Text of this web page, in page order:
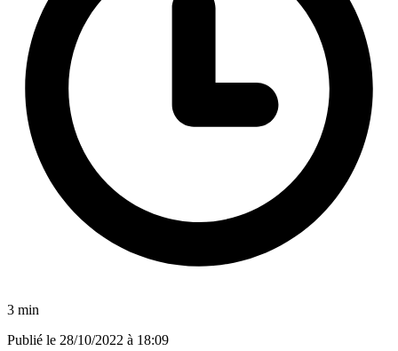
3 min
Publié le 28/10/2022 à 18:09